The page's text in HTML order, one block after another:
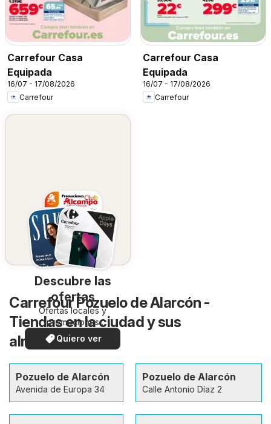
Carrefour Casa
Equipada
16/07 - 17/08/2026
Carrefour
Carrefour Casa
Equipada
16/07 - 17/08/2026
Carrefour
Descubre las
ofertas
Ofertas locales y
promociones
especiales.
Quiero ver
Carrefour Pozuelo de Alarcón -
Tiendas en la ciudad y sus
alrededores
Pozuelo de Alarcón
Avenida de Europa 34
Pozuelo de Alarcón
Calle Antonio Díaz 2